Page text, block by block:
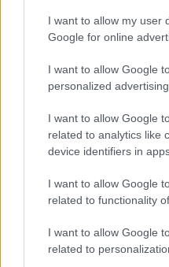
I want to allow my user
Google for online
I want to allow Google
personalized advertising.
I want to allow Google
related to analytics like
device identifiers in
I want to allow Google
related to functionality
I want to allow Google
related to
A
13. -